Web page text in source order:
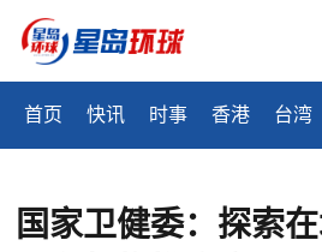
首页 快讯 时事 香港 台湾
国家卫健委：探索